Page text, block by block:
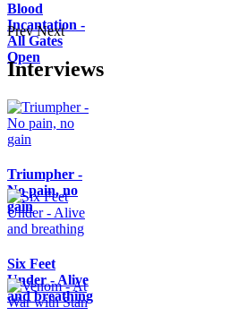
Blood
Incantation -
All Gates
Open
Prev Next
Interviews
Triumpher -
No pain, no
gain
Six Feet
Under - Alive
and breathing